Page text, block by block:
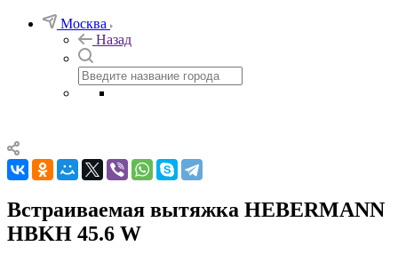
Москва
Назад
Встраиваемая вытяжка HEBERMANN
HBKH 45.6 W